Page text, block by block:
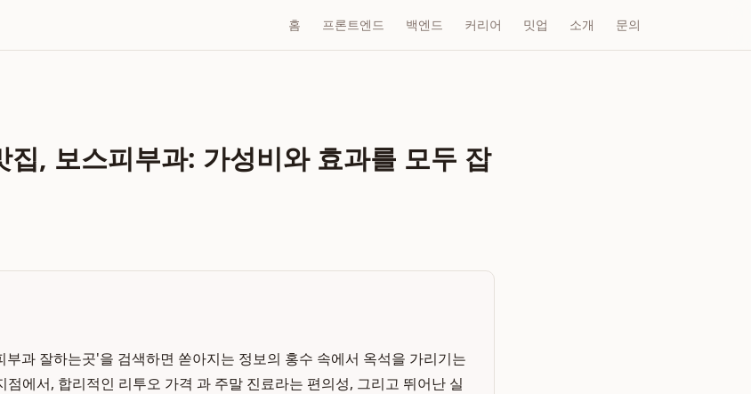
홈 프론트엔드 백엔드 커리어 밋업 소개 문의
집, 보스피부과: 가성비와 효과를 모두 잡
부과 잘하는곳'을 검색하면 쏟아지는 정보의 홍수 속에서 옥석을 가리기는
점에서, 합리적인 리투오 가격 과 주말 진료라는 편의성, 그리고 뛰어난 실